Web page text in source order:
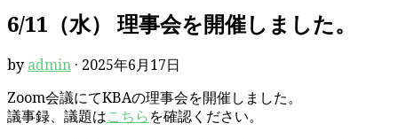
6/11（水） 理事会を開催しました。
by admin · 2025年6月17日
Zoom会議にてKBAの理事会を開催しました。
議事録、議題はこちら を確認ください。